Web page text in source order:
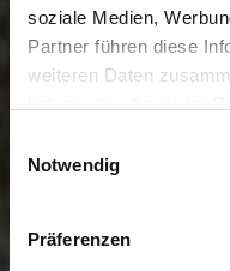
soziale Medien,
Partner führen diese
weiteren Daten
Cookies, wenn Sie
Notwendig
Präferenzen